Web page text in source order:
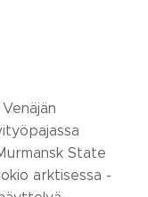
State
arktisessa -